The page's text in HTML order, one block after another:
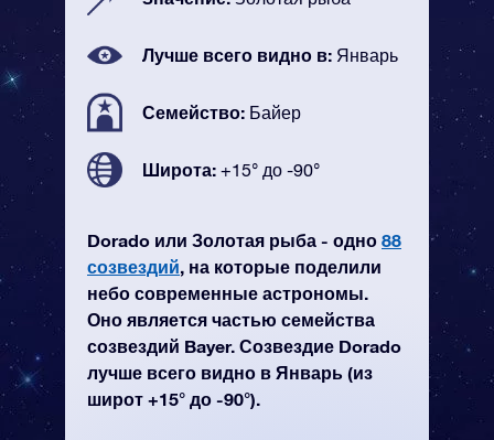
Лучше всего видно в: Январь
Семейство: Байер
Широта: +15° до -90°
Dorado или Золотая рыба - одно 88
созвездий, на которые поделили
небо современные астрономы.
Оно является частью семейства
созвездий Bayer. Созвездие Dorado
лучше всего видно в Январь (из
широт +15° до -90°).